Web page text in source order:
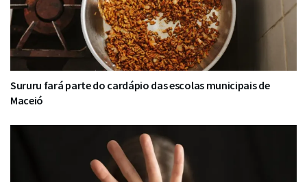
Sururu fará parte do cardápio das escolas municipais de
Maceió